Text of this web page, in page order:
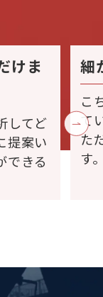
けま
してど
提案い
できる
細
こ
て
た
す